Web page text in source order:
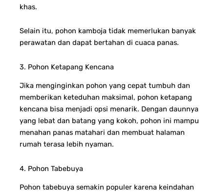
khas.
Selain itu, pohon kamboja tidak memerlukan banyak
perawatan dan dapat bertahan di cuaca panas.
3. Pohon Ketapang Kencana
Jika menginginkan pohon yang cepat tumbuh dan
memberikan keteduhan maksimal, pohon ketapang
kencana bisa menjadi opsi menarik. Dengan daunnya
yang lebat dan batang yang kokoh, pohon ini mampu
menahan panas matahari dan membuat halaman
rumah terasa lebih nyaman.
4. Pohon Tabebuya
Pohon tabebuya semakin populer karena keindahan